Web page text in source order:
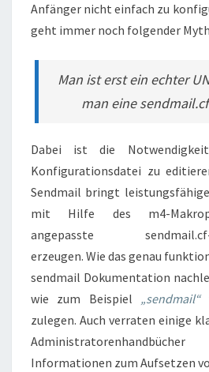
Anfänger nicht einfach zu
geht immer noch folgender
Man ist erst ein echter
man eine
Dabei ist die
Konfigurationsdatei zu
Sendmail bringt
mit Hilfe des m4-
angepasste sendmail.cf-
erzeugen. Wie das genau
sendmail Dokumentation
wie zum Beispiel „sendmail“
zulegen. Auch verraten einige
Informationen zum Aufsetzen